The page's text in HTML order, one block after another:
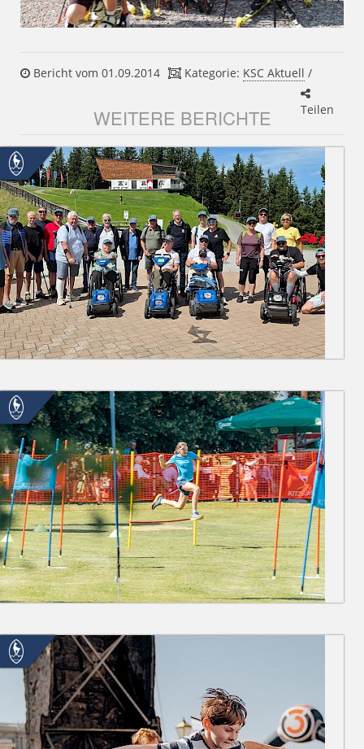
Bericht vom 01.09.2014 Kategorie: KSC Aktuell /
Teilen
WEITERE BERICHTE